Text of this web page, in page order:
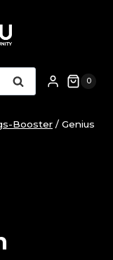
Suche 0
Booster / Genius